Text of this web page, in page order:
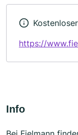
https://
Info